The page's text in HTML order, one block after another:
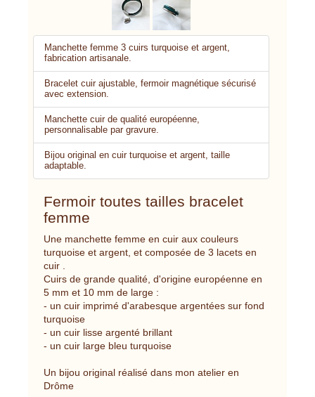
Manchette femme 3 cuirs turquoise et argent,
fabrication artisanale.
Bracelet cuir ajustable, fermoir magnétique sécurisé
avec extension.
Manchette cuir de qualité européenne,
personnalisable par gravure.
Bijou original en cuir turquoise et argent, taille
adaptable.
Fermoir toutes tailles bracelet
femme
Une manchette femme en cuir aux couleurs
turquoise et argent, et composée de 3 lacets en
cuir .
Cuirs de grande qualité, d'origine européenne en
5 mm et 10 mm de large :
- un cuir imprimé d'arabesque argentées sur fond
turquoise
- un cuir lisse argenté brillant
- un cuir large bleu turquoise
Un bijou original réalisé dans mon atelier en
Drôme